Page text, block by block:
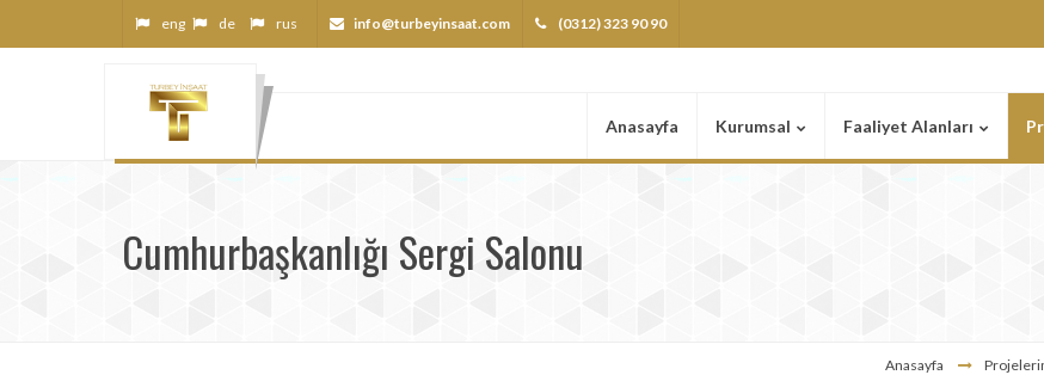
eng de rus info@turbeyinsaat.com (0312) 323 90 90
Anasayfa Kurumsal Faaliyet Alanları
Cumhurbaşkanlığı Sergi Salonu
Anasayfa